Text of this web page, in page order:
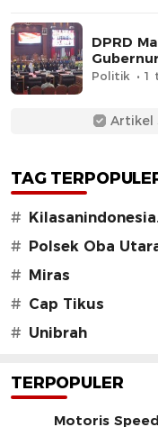
DPRD
Politik 1
Artikel
TAG
#
# Polsek Oba
# Miras
# Cap Tikus
# Unibrah
TERPOPULER
Motoris